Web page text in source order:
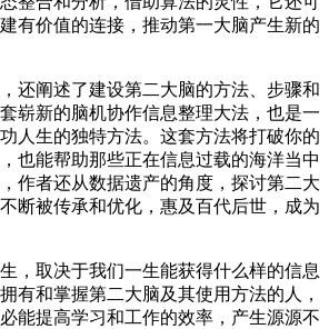
有价值的连接，推动第一大脑产生新的
还阐述了建设第二大脑的方法、步骤和
崭新的脑机协作信息整理大法，也是一
人生的独特方法。这套方法将打破你的
也能帮助那些正在信息过载的海洋当中
作者还从数据遗产的角度，探讨第二大
断被传承和优化，惠及百代后世，成为
，取决于我们一生能获得什么样的信息
有和掌握第二大脑及其使用方法的人，
能提高学习和工作的效率，产生源源不